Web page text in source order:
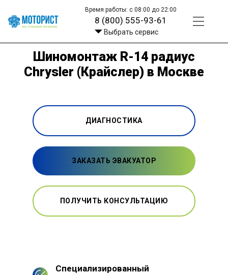
Время работы: с 08:00 до 22:00
8 (800) 555-93-61
Выбрать сервис
Шиномонтаж R-14 радиус
Chrysler (Крайслер) в Москве
ДИАГНОСТИКА
ЗАКАЗАТЬ ЭВАКУАТОР
ПОЛУЧИТЬ КОНСУЛЬТАЦИЮ
Специализированный